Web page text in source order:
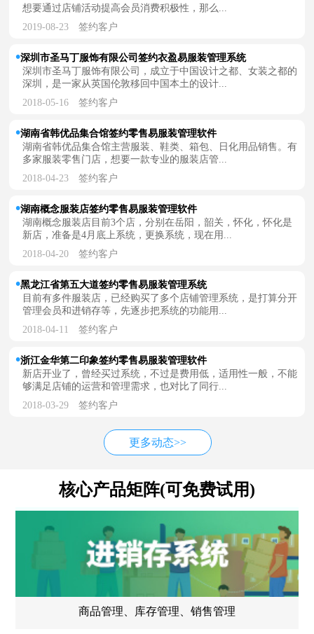
想要通过店铺活动提高会员消费积极性，那么...
2019-08-23 签约客户
深圳市圣马丁服饰有限公司签约衣盈易服装管理系统
深圳市圣马丁服饰有限公司，成立于中国设计之都、女装之都的
深圳，是一家从英国伦敦移回中国本土的设计...
2018-05-16 签约客户
湖南省韩优品集合馆签约零售易服装管理软件
湖南省韩优品集合馆主营服装、鞋类、箱包、日化用品销售。有
多家服装零售门店，想要一款专业的服装店管...
2018-04-23 签约客户
湖南概念服装店签约零售易服装管理软件
湖南概念服装店目前3个店，分别在岳阳，韶关，怀化，怀化是
新店，准备是4月底上系统，更换系统，现在用...
2018-04-20 签约客户
黑龙江省第五大道签约零售易服装管理系统
目前有多件服装店，已经购买了多个店铺管理系统，是打算分开
管理会员和进销存等，先逐步把系统的功能用...
2018-04-11 签约客户
浙江金华第二印象签约零售易服装管理软件
新店开业了，曾经买过系统，不过是费用低，适用性一般，不能
够满足店铺的运营和管理需求，也对比了同行...
2018-03-29 签约客户
更多动态>>
核心产品矩阵(可免费试用)
商品管理、库存管理、销售管理